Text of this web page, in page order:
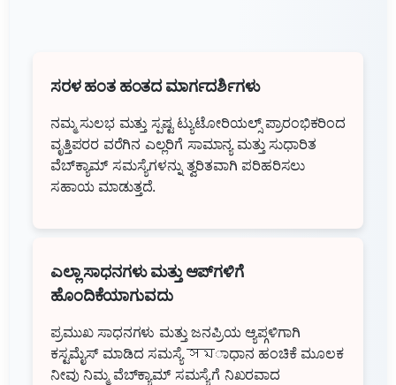
ಸರಳ ಹಂತ ಹಂತದ ಮಾರ್ಗದರ್ಶಿಗಳು
ನಮ್ಮ ಸುಲಭ ಮತ್ತು ಸ್ಪಷ್ಟ ಟ್ಯುಟೋರಿಯಲ್ಸ್ ಪ್ರಾರಂಭಿಕರಿಂದ
ವೃತ್ತಿಪರರ ವರೆಗಿನ ಎಲ್ಲರಿಗೆ ಸಾಮಾನ್ಯ ಮತ್ತು ಸುಧಾರಿತ
ವೆಬ್‌ಕ್ಯಾಮ್ ಸಮಸ್ಯೆಗಳನ್ನು ತ್ವರಿತವಾಗಿ ಪರಿಹರಿಸಲು
ಸಹಾಯ ಮಾಡುತ್ತದೆ.
ಎಲ್ಲಾ ಸಾಧನಗಳು ಮತ್ತು ಆಪ್‌ಗಳಿಗೆ
ಹೊಂದಿಕೆಯಾಗುವದು
ಪ್ರಮುಖ ಸಾಧನಗಳು ಮತ್ತು ಜನಪ್ರಿಯ ಆ್ಯಪ್ಗಳಿಗಾಗಿ
ಕಸ್ಟಮೈಸ್ ಮಾಡಿದ ಸಮಸ್ಯೆ সমಾಧಾನ ಹಂಚಿಕೆ ಮೂಲಕ
ನೀವು ನಿಮ್ಮ ವೆಬ್‌ಕ್ಯಾಮ್ ಸಮಸ್ಯೆಗೆ ನಿಖರವಾದ